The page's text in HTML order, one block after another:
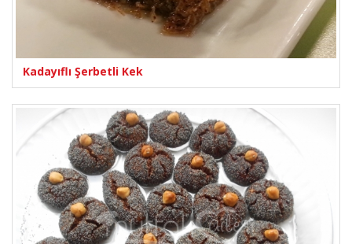
Kadayıflı Şerbetli Kek